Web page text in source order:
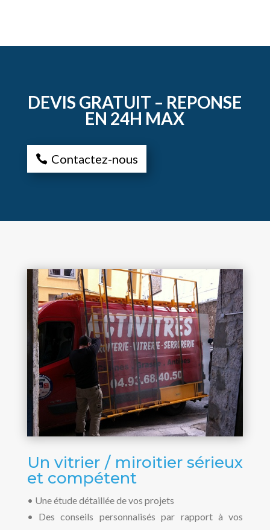
DEVIS GRATUIT – REPONSE
EN 24H MAX
Contactez-nous
Un vitrier / miroitier sérieux
et compétent
• Une étude détaillée de vos projets
• Des conseils personnalisés par rapport à vos